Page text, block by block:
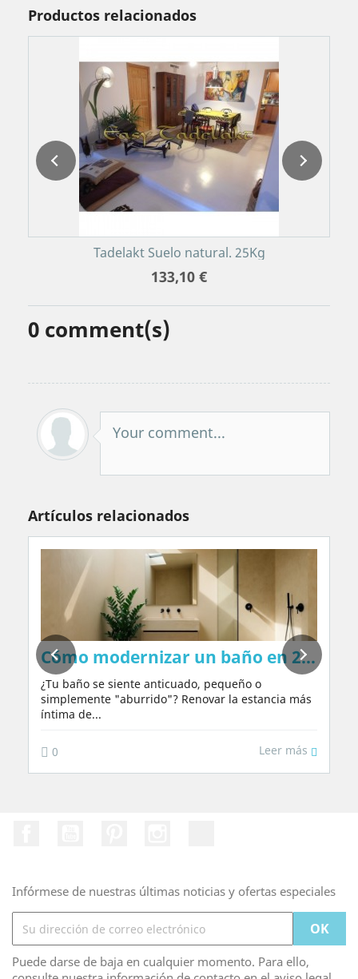
Productos relacionados
Tadelakt Suelo natural. 25Kg
133,10 €
0 comment(s)
Your comment...
Artículos relacionados
paredes de forma natural, sin químicos
Cómo modernizar un baño en 2026:
¿Tu baño se siente anticuado, pequeño o
simplemente "aburrido"? Renovar la estancia más
íntima de...
0 Leer más
Infórmese de nuestras últimas noticias y ofertas especiales
Puede darse de baja en cualquier momento. Para ello,